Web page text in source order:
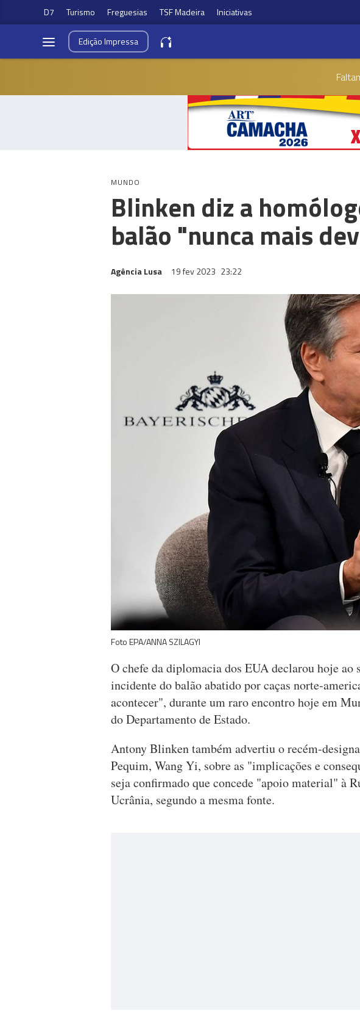
D7 Turismo Freguesias TSF Madeira Iniciativas
EdiçãoImpressa
MUNDO
Blinken diz a
balão "nunca mais
Agência Lusa 19 fev 2023 23:22
Foto EPA/ANNA SZILAGYI
O chefe da diplomacia dos EUA declarou hoje ao
incidente do balão abatido por caças norte-
acontecer", durante um raro encontro hoje em
do Departamento de Estado.
Antony Blinken também advertiu o recém-
Pequim, Wang Yi, sobre as "implicações e
seja confirmado que concede "apoio material" à
Ucrânia, segundo a mesma fonte.